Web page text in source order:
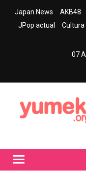
Japan News AKB48
JPop actual
Cultura
07